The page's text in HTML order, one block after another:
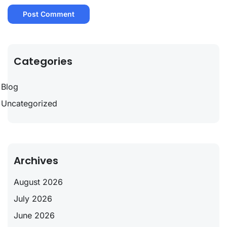
Categories
Blog
Uncategorized
Archives
August 2026
July 2026
June 2026